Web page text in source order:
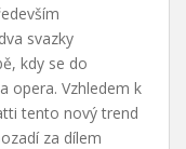
svazky
kdy se do
opera. Vzhledem k
tento nový trend
za dílem